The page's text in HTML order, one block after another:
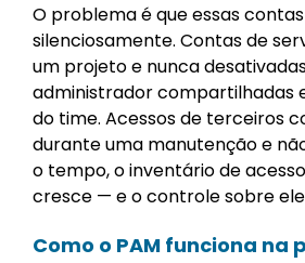
O problema é que essas
silenciosamente. Contas de
um projeto e nunca
administrador compartilhadas
do time. Acessos de terceiros
durante uma manutenção e
o tempo, o inventário de
cresce — e o controle sobre
Como o PAM funciona na